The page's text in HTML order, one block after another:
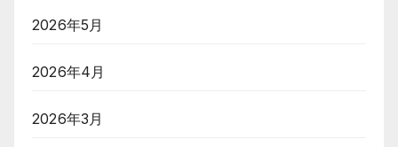
2026年5月
2026年4月
2026年3月